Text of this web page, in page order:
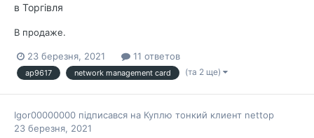
в Торгівля
В продаже.
23 березня, 2021 11 ответов
ap9617 network management card (та 2 ще)
Igor00000000 підписався на Куплю тонкий клиент nettop
23 березня, 2021